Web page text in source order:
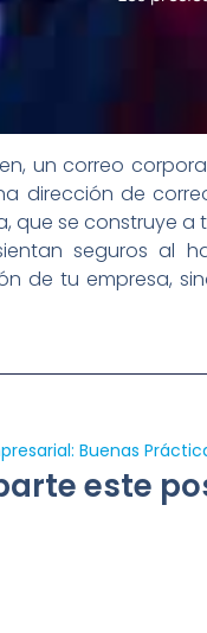
un correo
dirección de
que se construye a
seguros al
de tu empresa,
Buenas
este